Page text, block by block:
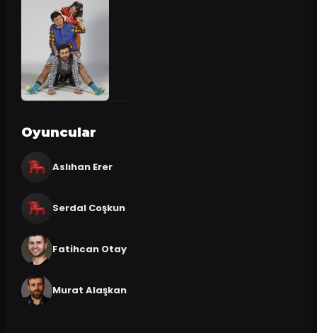
Oyuncular
Aslıhan Erer
Serdal Coşkun
Fatihcan Otay
Murat Alaşkan